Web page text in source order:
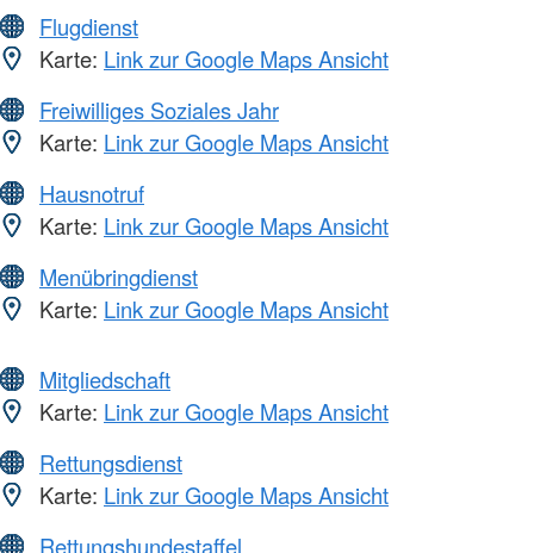
Flugdienst
Karte: Link zur Google Maps Ansicht
Freiwilliges Soziales Jahr
Karte: Link zur Google Maps Ansicht
Hausnotruf
Karte: Link zur Google Maps Ansicht
Menübringdienst
Karte: Link zur Google Maps Ansicht
Mitgliedschaft
Karte: Link zur Google Maps Ansicht
Rettungsdienst
Karte: Link zur Google Maps Ansicht
Rettungshundestaffel